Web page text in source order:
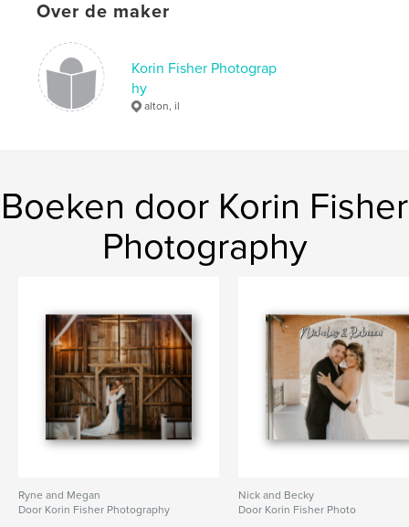
Over de maker
Korin Fisher Photograp
hy
alton, il
Boeken door Korin Fisher
Photography
Ryne and Megan
Door Korin Fisher Photography
Nick and Becky
Door Korin Fisher Photo